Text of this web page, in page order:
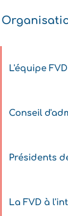
L'équipe FVD
Conseil
Présidents
La FVD à